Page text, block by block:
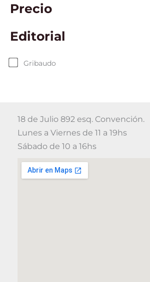
Precio
Editorial
Gribaudo
18 de Julio 892 esq. Convención.
Lunes a Viernes de 11 a 19hs
Sábado de 10 a 16hs